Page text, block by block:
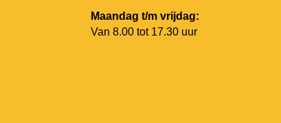
Maandag t/m vrijdag:
Van 8.00 tot 17.30 uur